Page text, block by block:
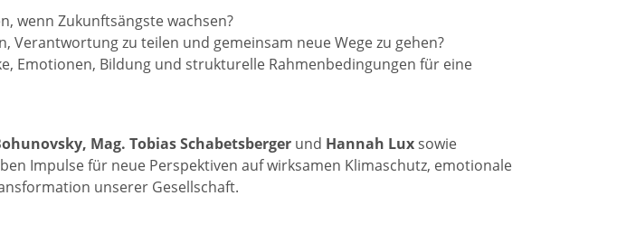
wenn Zukunftsängste wachsen?
Verantwortung zu teilen und gemeinsam neue Wege zu gehen?
Emotionen, Bildung und strukturelle Rahmenbedingungen für eine
Mag. Tobias Schabetsbergerund Hannah Luxsowie
Impulse für neue Perspektiven auf wirksamen Klimaschutz, emotionale
unserer Gesellschaft.